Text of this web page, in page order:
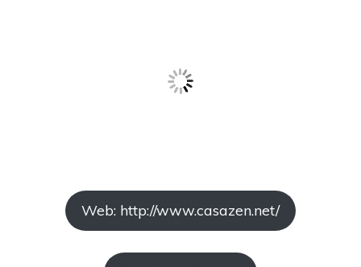
Web: http://www.casazen.net/